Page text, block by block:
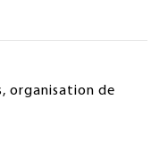
organisation de